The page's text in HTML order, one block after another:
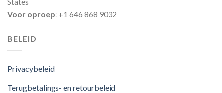
States
Voor oproep: +1 646 868 9032
BELEID
Privacybeleid
Terugbetalings- en retourbeleid